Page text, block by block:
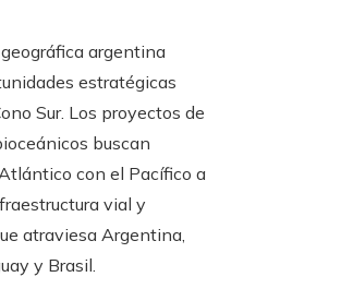
argentina
estratégicas
Sur. Los proyectos de
buscan
con el Pacífico a
vial y
atraviesa Argentina,
y Brasil.